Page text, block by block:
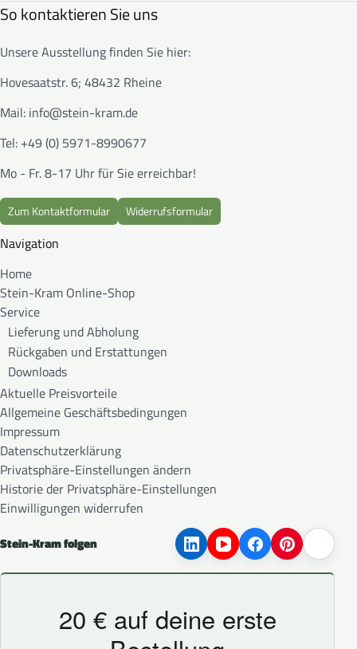
So kontaktieren Sie uns
Unsere Ausstellung finden Sie hier:
Hovesaatstr. 6; 48432 Rheine
Mail: info@stein-kram.de
Tel: +49 (0) 5971-8990677
Mo - Fr. 8-17 Uhr für Sie erreichbar!
Zum Kontaktformular Widerrufsformular
Navigation
Home
Stein-Kram Online-Shop
Service
Lieferung und Abholung
Rückgaben und Erstattungen
Downloads
Aktuelle Preisvorteile
Allgemeine Geschäftsbedingungen
Impressum
Datenschutzerklärung
Privatsphäre-Einstellungen ändern
Historie der Privatsphäre-Einstellungen
Einwilligungen widerrufen
Stein-Kram folgen